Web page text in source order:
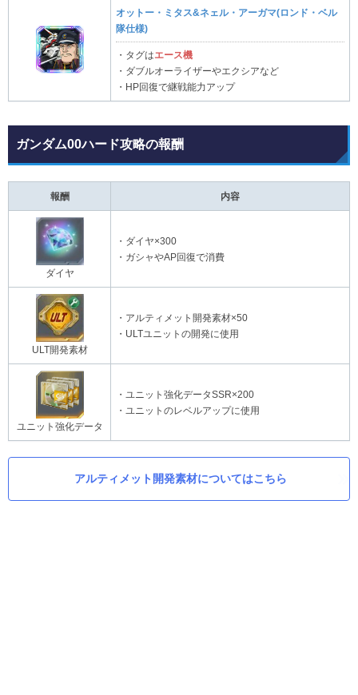
オットー・ミタス&ネェル・アーガマ(ロンド・ベル
隊仕様)
・タグはエース機
・ダブルオーライザーやエクシアなど
・HP回復で継戦能力アップ
ガンダム00ハード攻略の報酬
報酬 内容
ダイヤ
・ダイヤ×300
・ガシャやAP回復で消費
ULT開発素材
・アルティメット開発素材×50
・ULTユニットの開発に使用
ユニット強化データ
・ユニット強化データSSR×200
・ユニットのレベルアップに使用
アルティメット開発素材についてはこちら